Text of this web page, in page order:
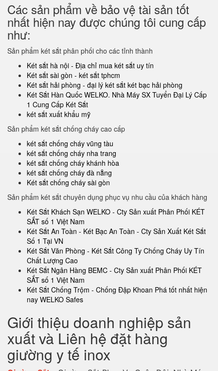
Các sản phẩm về bảo vệ tài sản tốt
nhất hiện nay được chúng tôi cung cấp
như:
Sản phẩm két sắt phân phối cho các tỉnh thành
Két sắt hà nội - Địa chỉ mua két sắt uy tín
Két sắt sài gòn - két sắt tphcm
Két sắt hải phòng - đại lý két sắt két bạc hải phòng
Két Sắt Hàn Quốc WELKO. Nhà Máy SX Tuyển Đại Lý Cấp
1 Cung Cấp Két Sắt
két sắt xuất khẩu mỹ
Sản phẩm két sắt chống cháy cao cấp
két sắt chống cháy vũng tàu
két sắt chống cháy nha trang
két sắt chống cháy khánh hòa
két sắt chống cháy đà nẵng
Két sắt chống cháy sài gòn
Sản phẩm két sắt chuyên dụng phục vụ nhu cầu của khách hàng
Két Sắt Khách Sạn WELKO - Cty Sản xuất Phân Phối KÉT
SẮT số 1 Việt Nam
Két Sắt An Toàn - Két Bạc An Toàn - Cty Sản Xuất Két Sắt
Số 1 Tại VN
Két Sắt Văn Phòng - Két Sắt Công Ty Chống Cháy Uy Tín
Chất Lượng Cao
Két Sắt Ngân Hàng BEMC - Cty Sản xuất Phân Phối KÉT
SẮT số 1 Việt Nam
Két Sắt Chống Trộm - Chống Đập Khoan Phá tốt nhất hiện
nay WELKO Safes
Giới thiệu doanh nghiệp sản
xuất và Liên hệ đặt hàng
giường y tế inox